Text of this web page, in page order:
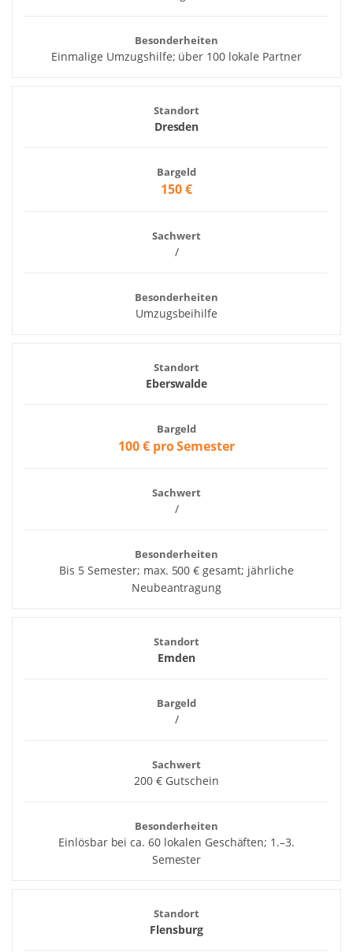
Besonderheiten
Einmalige Umzugshilfe; über 100 lokale Partner
Standort
Dresden
Bargeld
150 €
Sachwert
/
Besonderheiten
Umzugsbeihilfe
Standort
Eberswalde
Bargeld
100 € pro Semester
Sachwert
/
Besonderheiten
Bis 5 Semester; max. 500 € gesamt; jährliche
Neubeantragung
Standort
Emden
Bargeld
/
Sachwert
200 € Gutschein
Besonderheiten
Einlösbar bei ca. 60 lokalen Geschäften; 1.–3.
Semester
Standort
Flensburg